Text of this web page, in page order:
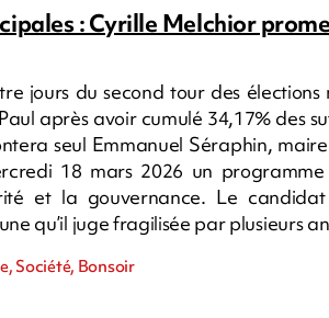
: Cyrille Melchior
jours du second tour des
après avoir cumulé 34,17% des
seul Emmanuel Séraphin,
18 mars 2026 un
et la gouvernance. Le
qu’il juge fragilisée par plusieurs
Société, Bonsoir